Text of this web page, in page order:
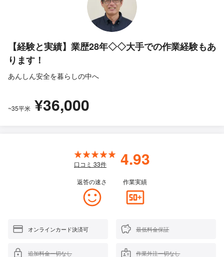
【経験と実績】業歴28年◇◇大手での作業経験もあ
ります！
あんしん安全を暮らしの中へ
~35平米 ¥36,000
口コミ 33件 4.93
返答の速さ 作業実績
オンラインカード決済可 最低料金保証
追加料金一切なし 作業外注一切なし